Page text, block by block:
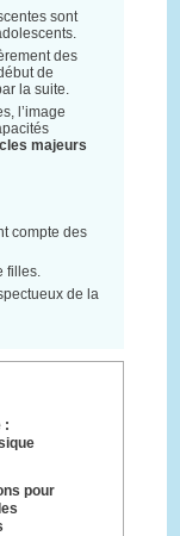
sont
des
de
la suite.
l’image
majeurs
compte des
filles.
de la
:
pour